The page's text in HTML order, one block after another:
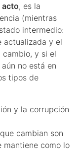
acto, es la
(mientras
intermedio:
actualizada y el
y si el
no está en
tipos de
y la corrupción
cambian son
mantiene como lo